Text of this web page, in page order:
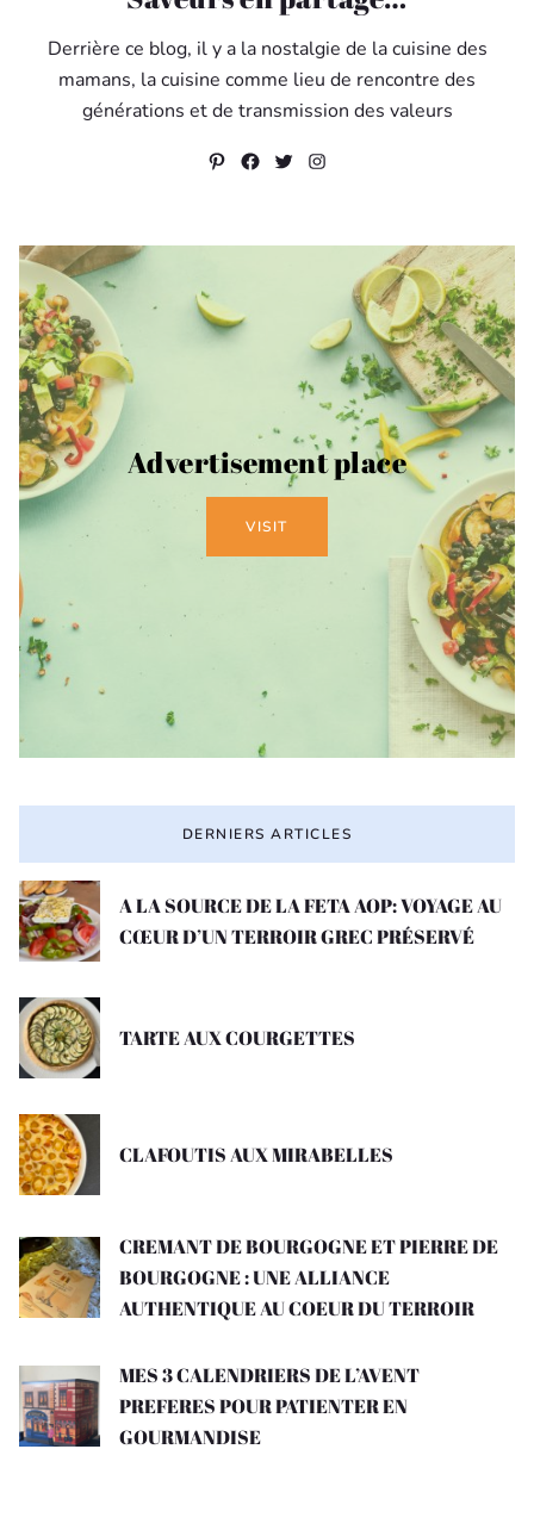
Derrière ce blog, il y a la nostalgie de la cuisine des
mamans, la cuisine comme lieu de rencontre des
générations et de transmission des valeurs
Pinterest
Facebook
Twitter
Instagram
Advertisement place
VISIT
DERNIERS ARTICLES
A LA SOURCE DE LA FETA AOP: VOYAGE AU
CŒUR D’UN TERROIR GREC PRÉSERVÉ
TARTE AUX COURGETTES
CLAFOUTIS AUX MIRABELLES
CREMANT DE BOURGOGNE ET PIERRE DE
BOURGOGNE : UNE ALLIANCE
AUTHENTIQUE AU COEUR DU TERROIR
MES 3 CALENDRIERS DE L’AVENT
PREFERES POUR PATIENTER EN
GOURMANDISE